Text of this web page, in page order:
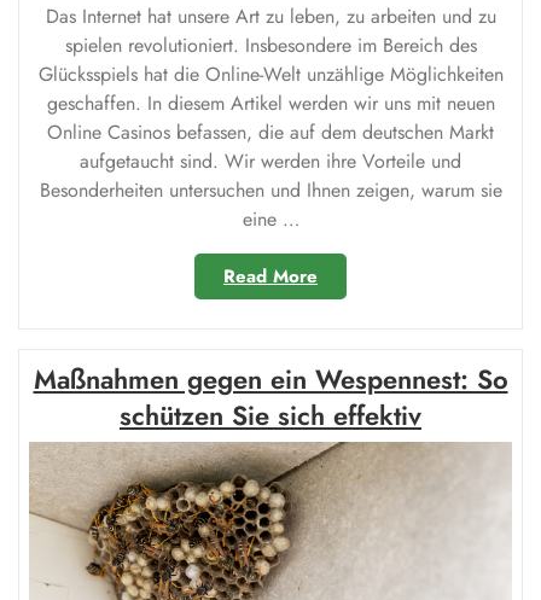
Das Internet hat unsere Art zu leben, zu arbeiten und zu
spielen revolutioniert. Insbesondere im Bereich des
Glücksspiels hat die Online-Welt unzählige Möglichkeiten
geschaffen. In diesem Artikel werden wir uns mit neuen
Online Casinos befassen, die auf dem deutschen Markt
aufgetaucht sind. Wir werden ihre Vorteile und
Besonderheiten untersuchen und Ihnen zeigen, warum sie
eine …
Read More
Casino
Anbieter:
Eine
aufregende
Welt
des
Online-
Glücksspiels“
Maßnahmen gegen ein Wespennest: So
schützen Sie sich effektiv